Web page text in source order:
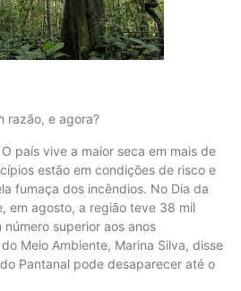
razão, e agora?
país vive a maior seca em mais de
estão em condições de risco e
fumaça dos incêndios. No Dia da
em agosto, a região teve 38 mil
superior aos anos
Meio Ambiente, Marina Silva, disse
Pantanal pode desaparecer até o